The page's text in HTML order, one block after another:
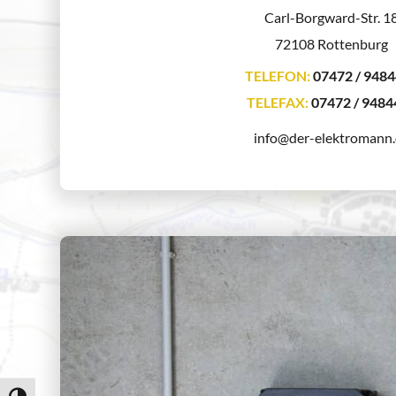
Carl-Borgward-Str.
72108 Rottenburg
TELEFON: 07472 /
TELEFAX: 07472 /
info@der-